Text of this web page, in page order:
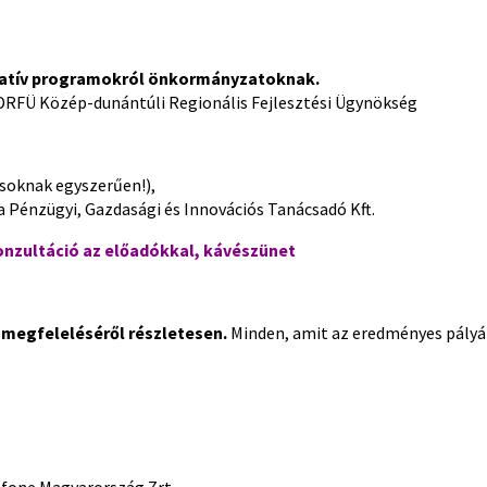
programokról önkormányzatoknak.
Közép-dunántúli Regionális Fejlesztési Ügynökség
egyszerűen!),
Gazdasági és Innovációs Tanácsadó Kft.
az előadókkal, kávészünet
részletesen. Minden, amit az eredményes